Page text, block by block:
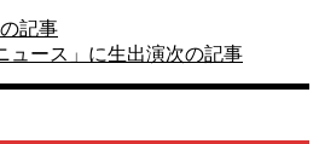
記事
ュース」に生出演次の記事